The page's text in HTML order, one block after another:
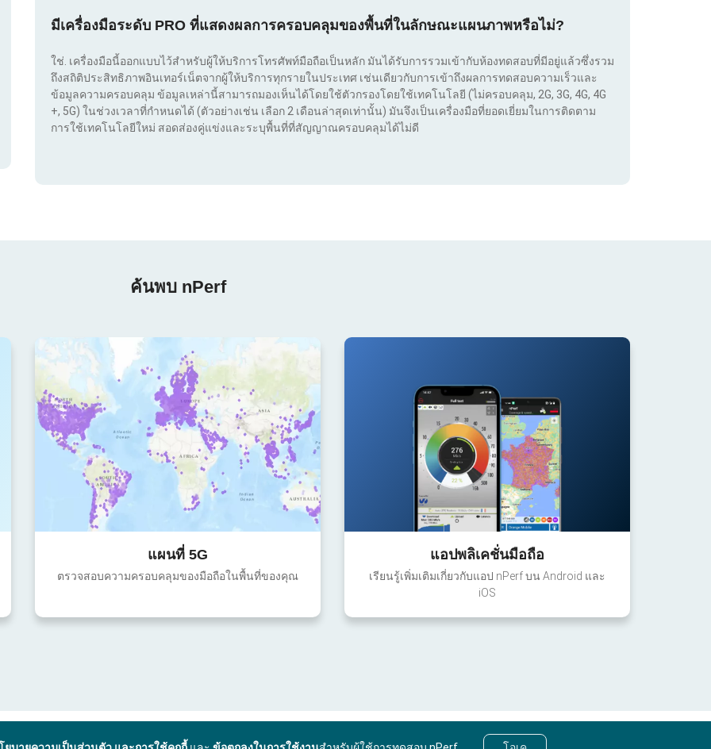
มีเครื่องมือระดับ PRO ที่แสดงผลการครอบคลุมของพื้นที่ในลักษณะแผนภาพหรือไม่?
ใช่. เครื่องมือนี้ออกแบบไว้สำหรับผู้ให้บริการโทรศัพท์มือถือเป็นหลัก มันได้รับการรวมเข้ากับห้องทดสอบที่มีอยู่แล้วซึ่งรวม
ถึงสถิติประสิทธิภาพอินเทอร์เน็ตจากผู้ให้บริการทุกรายในประเทศ เช่นเดียวกับการเข้าถึงผลการทดสอบความเร็วและ
ข้อมูลความครอบคลุม ข้อมูลเหล่านี้สามารถมองเห็นได้โดยใช้ตัวกรองโดยใช้เทคโนโลยี (ไม่ครอบคลุม, 2G, 3G, 4G, 4G
+, 5G) ในช่วงเวลาที่กำหนดได้ (ตัวอย่างเช่น เลือก 2 เดือนล่าสุดเท่านั้น) มันจึงเป็นเครื่องมือที่ยอดเยี่ยมในการติดตาม
การใช้เทคโนโลยีใหม่ สอดส่องคู่แข่งและระบุพื้นที่ที่สัญญาณครอบคลุมได้ไม่ดี
ค้นพบ nPerf
แผนที่ 5G
ตรวจสอบความครอบคลุมของมือถือในพื้นที่ของคุณ
แอปพลิเคชั่นมือถือ
เรียนรู้เพิ่มเติมเกี่ยวกับแอป nPerf บน Android และ
iOS